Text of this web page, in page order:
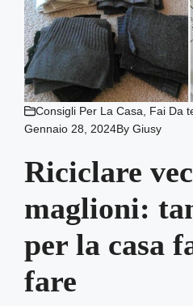
Consigli Per La Casa, Fai Da
Gennaio 28, 2024ByGiusy
Riciclare
maglioni:
per la casa
fare